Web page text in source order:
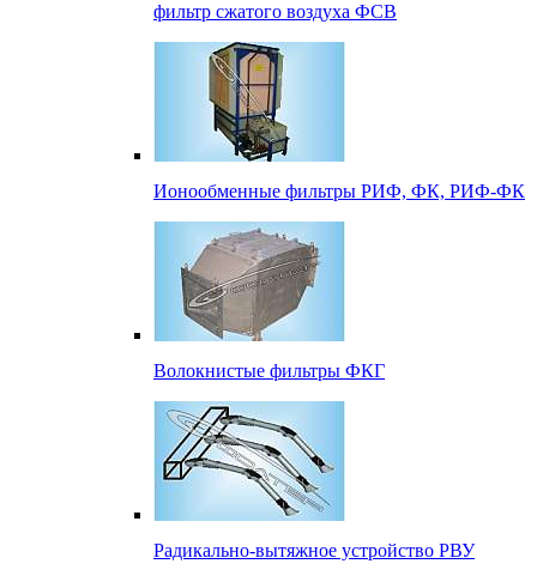
фильтр сжатого воздуха ФСВ
Ионообменные фильтры РИФ, ФК, РИФ-ФК
Волокнистые фильтры ФКГ
Радикально-вытяжное устройство РВУ